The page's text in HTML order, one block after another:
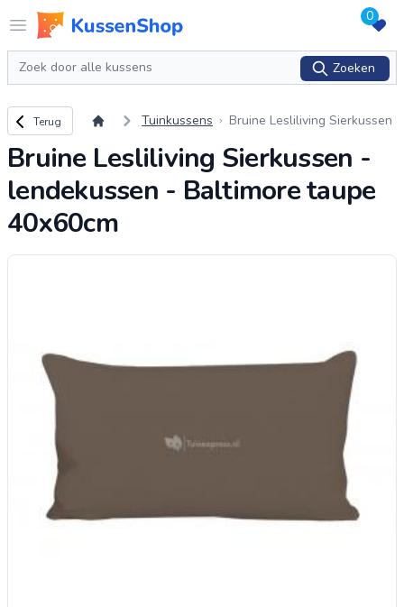
Open menu
Logo www.kussenshop.nl 0
Zoeken
Zoeken
Terug naar overzicht
Terug Tuinkussens
Bruine Lesliliving Sierkussen
upe 40x60cm
Bruine Lesliliving Sierkussen -
lendekussen - Baltimore taupe
40x60cm